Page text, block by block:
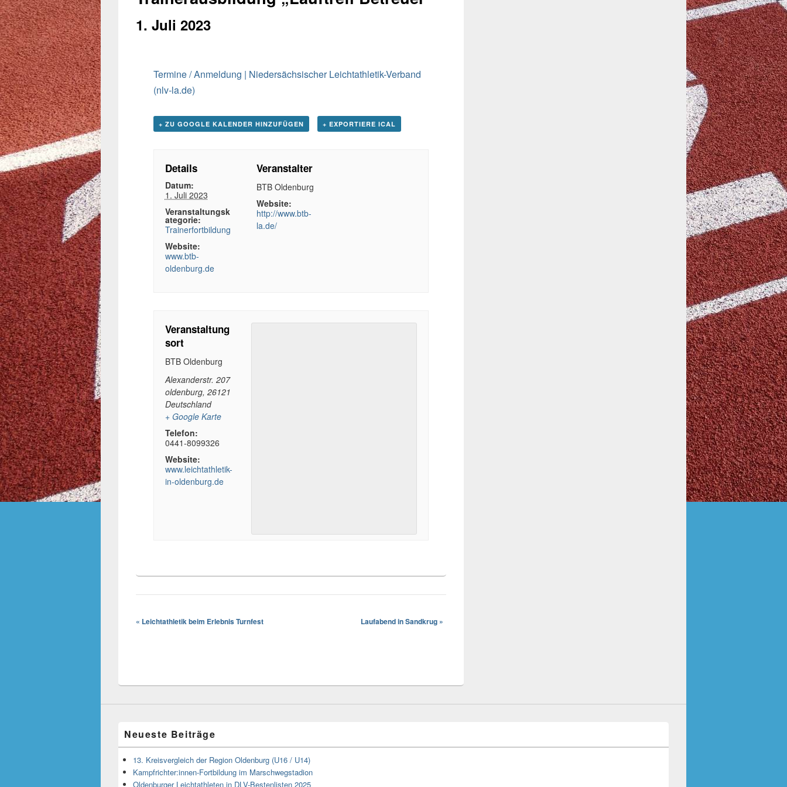
1. Juli 2023
Termine / Anmeldung | Niedersächsischer Leichtathletik-Verband
(nlv-la.de)
+ ZU GOOGLE KALENDER HINZUFÜGEN + EXPORTIERE ICAL
Details
Datum:
1. Juli 2023
Veranstaltungsk
ategorie:
Trainerfortbildung
Website:
www.btb-
oldenburg.de
Veranstalter
BTB Oldenburg
Website:
http://www.btb-
la.de/
Veranstaltung
sort
BTB Oldenburg
Alexanderstr. 207
oldenburg, 26121
Deutschland
+ Google Karte
Telefon:
0441-8099326
Website:
www.leichtathletik-
in-oldenburg.de
« Leichtathletik beim Erlebnis Turnfest Laufabend in Sandkrug »
Neueste Beiträge
13. Kreisvergleich der Region Oldenburg (U16 / U14)
Kampfrichter:innen-Fortbildung im Marschwegstadion
Oldenburger Leichtathleten in DLV-Bestenlisten 2025